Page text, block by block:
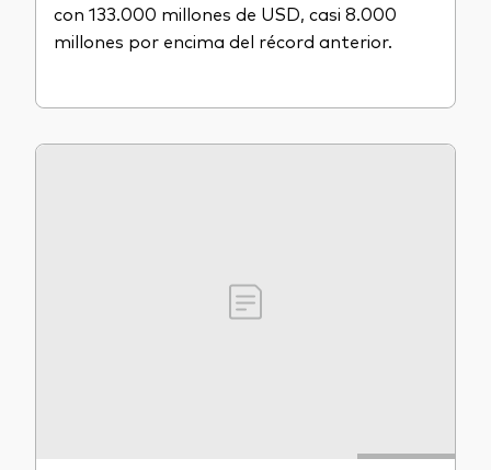
con 133.000 millones de USD, casi 8.000
millones por encima del récord anterior.